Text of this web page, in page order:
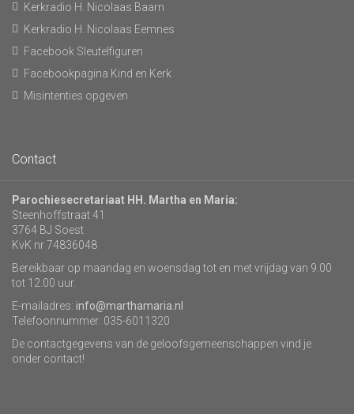
Kerkradio H. Nicolaas Baarn
Kerkradio H. Nicolaas Eemnes
Facebook Sleutelfiguren
Facebookpagina Kind en Kerk
Misintenties opgeven
Contact
Parochiesecretariaat HH. Martha en Maria:
Steenhoffstraat 41
3764 BJ Soest
KvK nr 74836048
Bereikbaar op maandag en woensdag tot en met vrijdag van 9.00
tot 12.00 uur.
E-mailadres: info@marthamaria.nl
Telefoonnummer: 035-6011320
De contactgegevens van de geloofsgemeenschappen vind je
onder contact!